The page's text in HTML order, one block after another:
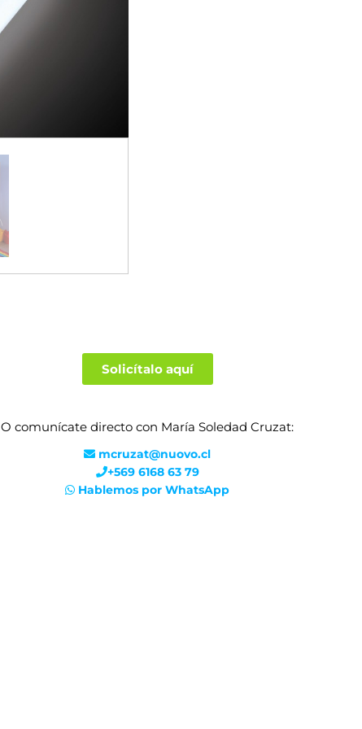
Solicítalo aquí
O comunícate directo con María Soledad Cruzat:
mcruzat@nuovo.cl
+569 6168 63 79
Hablemos por WhatsApp